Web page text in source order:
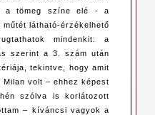
a tömeg színe elé - a
látható-érzékelhető
mindenkit: a
szerint a 3. szám után
tekintve, hogy amit
volt – ehhez képest
szólva is korlátozott
– kíváncsi vagyok a